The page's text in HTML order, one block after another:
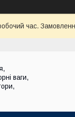
час.
ваги,